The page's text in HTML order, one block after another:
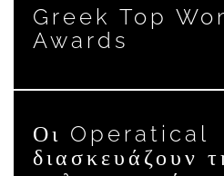
Greek Top
Awards
Οι Operatical
διασκευάζουν